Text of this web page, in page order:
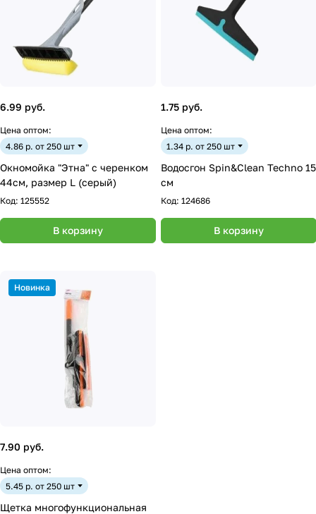
6.99 руб.
Цена оптом:
4.86 р. от 250 шт
Окномойка "Этна" с черенком
44см, размер L (серый)
Код: 125552
В корзину
1.75 руб.
Цена оптом:
1.34 р. от 250 шт
Водосгон Spin&Clean Techno 15
см
Код: 124686
В корзину
Новинка
7.90 руб.
Цена оптом:
5.45 р. от 250 шт
Щетка многофункциональная